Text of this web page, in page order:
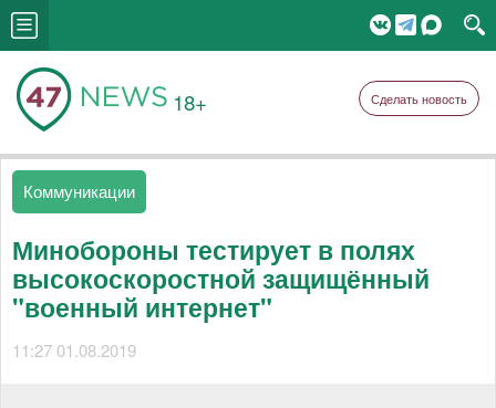
18+ Сделать новость
Коммуникации
Минобороны тестирует в полях
высокоскоростной защищённый
"военный интернет"
11:27 01.08.2019